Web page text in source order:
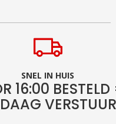
SNEL IN HUIS
16:00 BESTELD